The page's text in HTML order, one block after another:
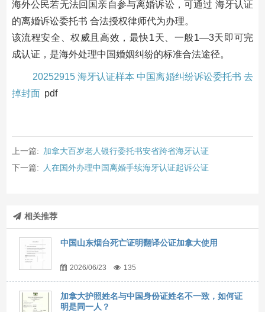
海外公民若无法回国亲自参与离婚诉讼，可通过 海牙认证
的离婚诉讼委托书 合法授权律师代为办理。
该流程安全、权威且高效，最快1天、一般1—3天即可完
成认证，是海外处理中国婚姻纠纷的标准合法途径。
20252915 海牙认证样本 中国离婚纠纷诉讼委托书 去
掉封面 pdf
上一篇: 加拿大百岁老人银行委托书安省跨省海牙认证
下一篇:
人在国外办理中国离婚手续海牙认证起诉公证
相关推荐
中国山东烟台死亡证明翻译公证加拿大使用
2026/06/23 135
加拿大护照姓名与中国身份证姓名不一致，如何证
明是同一人？